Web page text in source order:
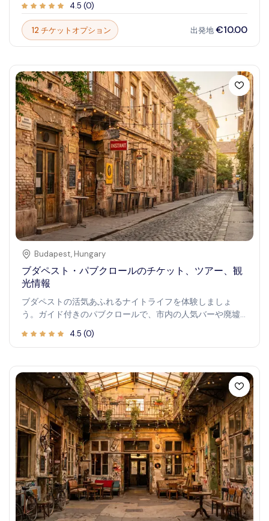
ワイン文化により近づく試飲セッションを提供します。歴
史的なブドウ畑を散策し、絶品のワインを試飲し、セミナ
ーやワイン醸造者、ソムリエから古くから伝わる伝統につ
いて学びましょう。ボルドーワインテイスティングは、味
の旅を約束します。
4.5 (0)
12 チケットオプション 出発地€10.00
Budapest, Hungary
ブダペスト・パブクロールのチケット、ツアー、観
光情報
ブダペストの活気あふれるナイトライフを体験しましょ
う。ガイド付きのパブクロールで、市内の人気バーや廃墟
トの伝説的な飲酒文化を探索し、活気ある雰囲気の中で他
4.5 (0)